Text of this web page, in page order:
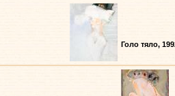
Голо тяло,